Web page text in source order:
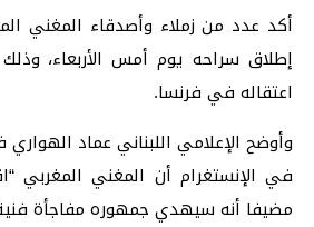
أكد عدد من زملاء وأصدقاء المغني
إطلاق سراحه يوم أمس الأربعاء،
اعتقاله في فرنسا.
وأوضح الإعلامي اللبناني عماد
في الإنستغرام أن المغني المغربي
مضيفا أنه سيهدي جمهوره مفاجأة